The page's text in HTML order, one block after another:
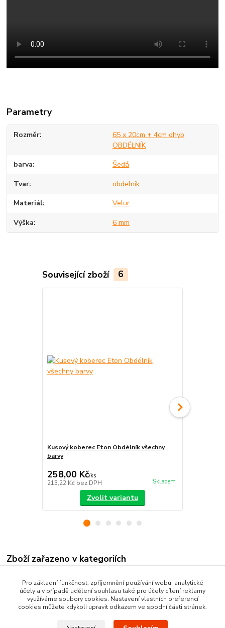
Parametry
Rozměr
65 x 20cm + 4cm ohyb
OBDÉLNÍK
barva Šedá
Tvar obdelnik
Materiál Velur
Výška 6 mm
Související zboží 6
Kusový koberec Eton Obdélník všechny
barvy
258,00 Kč/ks
213,22 Kč bez DPH Skladem
Zvolit variantu
Zboží zařazeno v kategoriích
Schodišťové koberce
Pro základní funkčnost, zpříjemnění používání webu, analytické
účely a v případě udělení souhlasu také pro účely cílení reklamy
využíváme soubory cookies. Nastavení vlastních preferencí
cookies můžete kdykoli upravit odkazem ve spodní části stránek.